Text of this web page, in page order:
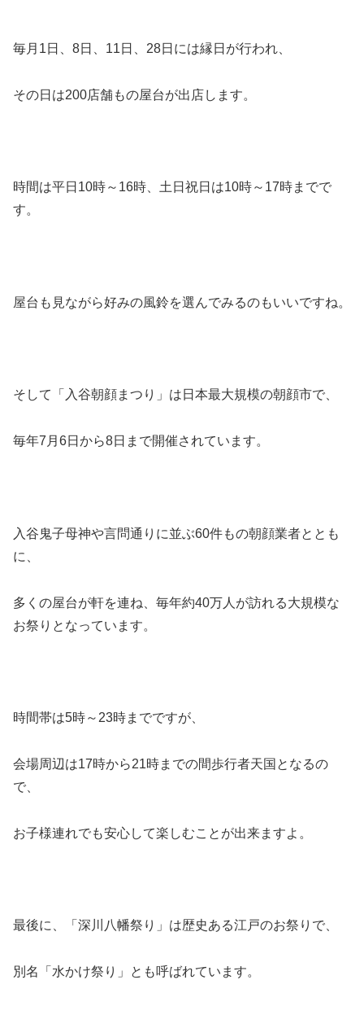
毎月1日、8日、11日、28日には縁日が行われ、
その日は200店舗もの屋台が出店します。
時間は平日10時～16時、土日祝日は10時～17時までで
す。
屋台も見ながら好みの風鈴を選んでみるのもいいですね。
そして 「入谷朝顔まつり」 は日本最大規模の朝顔市で
毎年7月6日から8日 まで開催されています。
入谷鬼子母神や言問通りに並ぶ60件もの朝顔業者ととも
に、
多くの屋台が軒を連ね、毎年約40万人が訪れる大規模な
お祭りとなっています。
時間帯は5時～23時までですが、
会場周辺は17時から21時までの間歩行者天国となるの
で、
お子様連れでも安心して楽しむことが出来ますよ。
最後に、 「深川八幡祭り」 は歴史ある江戸のお祭りで、
別名「水かけ祭り」とも呼ばれています。